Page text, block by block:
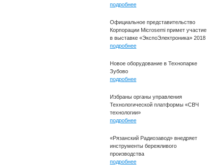
подробнее
Официальное представительство
Корпорации Microsemi примет участие
в выставке «ЭкспоЭлектроника» 2018
подробнее
Новое оборудование в Технопарке
Зубово
подробнее
Избраны органы управления
Технологической платформы «СВЧ
технологии»
подробнее
«Рязанский Радиозавод» внедряет
инструменты бережливого
производства
подробнее